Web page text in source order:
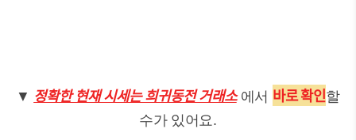
▼ 정확한 현재 시세는 희귀동전 거래소 에서 바로 확인할
수가 있어요.